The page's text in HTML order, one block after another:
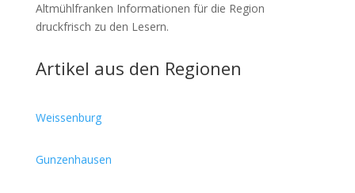
Altmühlfranken Informationen für die Region
druckfrisch zu den Lesern.
Artikel aus den Regionen
Weissenburg
Gunzenhausen